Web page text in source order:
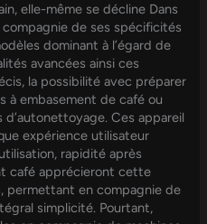
elle-même se décline Dans
de ses spécificités
dominant à l’égard de
avancées ainsi ces
la possibilité avec préparer
à embasement de café ou
Ces appareil
expérience utilisateur
rapidité après
café apprécieront cette
permettant en compagnie de
simplicité. Pourtant,